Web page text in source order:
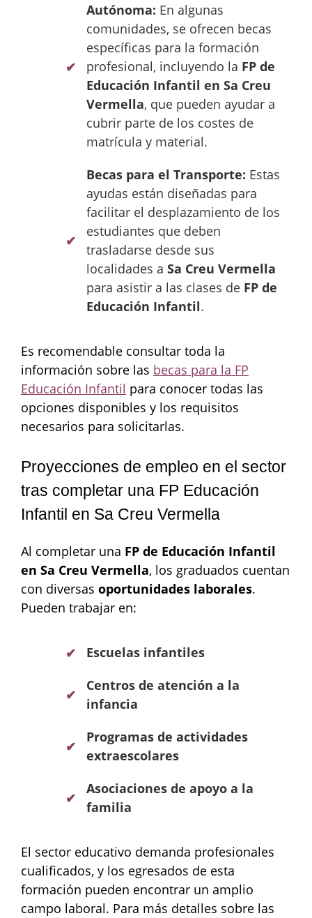
Autónoma: En algunas
comunidades, se ofrecen becas
específicas para la formación
profesional, incluyendo la FP de
Educación Infantil en Sa Creu
Vermella, que pueden ayudar a
cubrir parte de los costes de
matrícula y material.
Becas para el Transporte: Estas
ayudas están diseñadas para
facilitar el desplazamiento de los
estudiantes que deben
trasladarse desde sus
localidades a Sa Creu Vermella
para asistir a las clases de FP de
Educación Infantil.
Es recomendable consultar toda la
información sobre las becas para la FP
Educación Infantil para conocer todas las
opciones disponibles y los requisitos
necesarios para solicitarlas.
Proyecciones de empleo en el sector
tras completar una FP Educación
Infantil en Sa Creu Vermella
Al completar una FP de Educación Infantil
en Sa Creu Vermella, los graduados cuentan
con diversas oportunidades laborales.
Pueden trabajar en:
Escuelas infantiles
Centros de atención a la
infancia
Programas de actividades
extraescolares
Asociaciones de apoyo a la
familia
El sector educativo demanda profesionales
cualificados, y los egresados de esta
formación pueden encontrar un amplio
campo laboral. Para más detalles sobre las